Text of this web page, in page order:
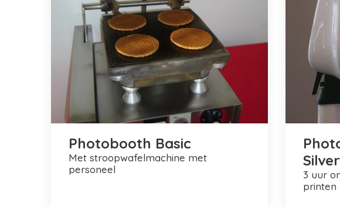
Photobooth Basic
met stroopwafelmachine met
personeel
Silver
3 uur onbeperkt foto's maken en
printen